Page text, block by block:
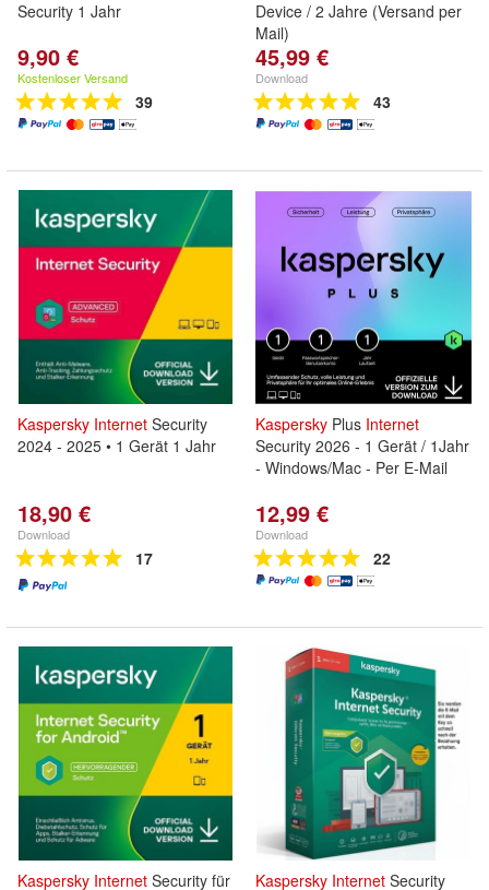
Security 1 Jahr
9,90 €
Kostenloser Versand
39
Device / 2 Jahre (Versand per
Mail)
45,99 €
Download
43
Kaspersky Internet Security
2024 - 2025 • 1 Gerät 1 Jahr
18,90 €
Download
17
Kaspersky Plus Internet
Security 2026 - 1 Gerät / 1Jahr
- Windows/Mac - Per E-Mail
12,99 €
Download
22
Kaspersky Internet Security für Kaspersky Internet Security